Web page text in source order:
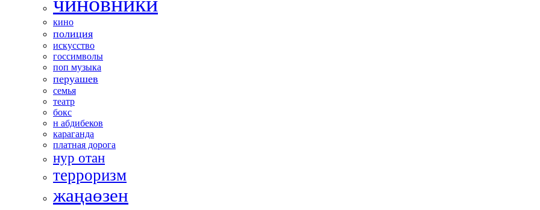
кино
полиция
искусство
госсимволы
поп музыка
перуашев
семья
театр
бокс
н абдибеков
караганда
платная дорога
нур отан
терроризм
жаңаөзен